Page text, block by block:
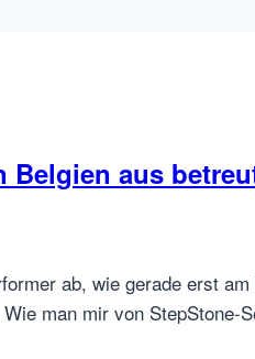
Belgien aus
ab, wie gerade erst
man mir von